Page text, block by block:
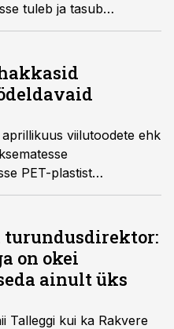
tuleb ja tasub
puudub selgus, mis
ümbertöötlema
viilutoodete ehk
PET-plastist
ja vähendavad
keskkonnale.
on okei
ainult üks
Talleggi kui ka Rakvere